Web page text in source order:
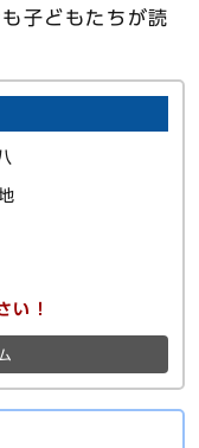
子どもたちが読
い！